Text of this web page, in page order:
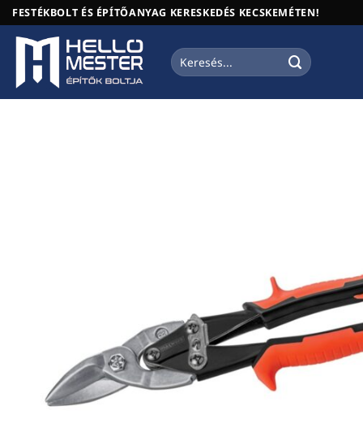
Skip
to
content
FESTÉKBOLT ÉS ÉPÍTŐANYAG KERESKEDÉS KECSKEMÉTEN!
Keresés
a